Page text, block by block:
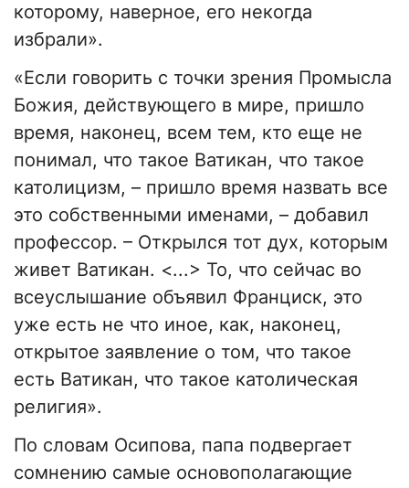
которому, наверное, его некогда
избрали».
«Если говорить с точки зрения Промысла
Божия, действующего в мире, пришло
время, наконец, всем тем, кто еще не
понимал, что такое Ватикан, что такое
католицизм, – пришло время назвать все
это собственными именами, – добавил
профессор. – Открылся тот дух, которым
живет Ватикан. <...> То, что сейчас во
всеуслышание объявил Франциск, это
уже есть не что иное, как, наконец,
открытое заявление о том, что такое
есть Ватикан, что такое католическая
религия».
По словам Осипова, папа подвергает
сомнению самые основополагающие